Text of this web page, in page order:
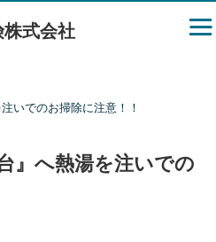
株式会社
いでのお掃除に注意！！
』へ熱湯を注いでの